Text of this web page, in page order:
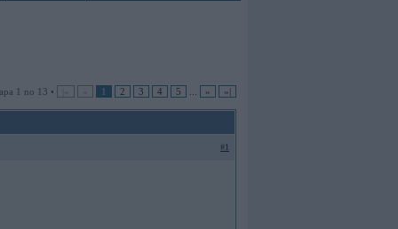
1 no 13 • |« « 1 2 3 4 5 » »|
#1